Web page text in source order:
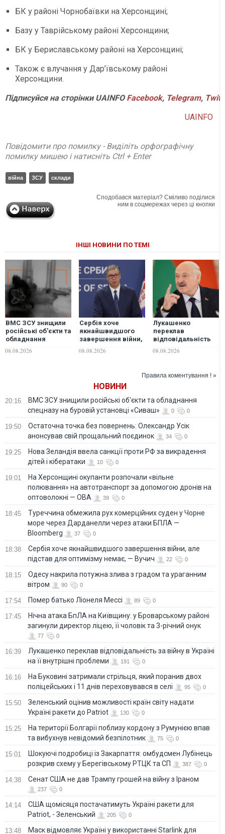
БК у районі Чорнобаївки на Херсонщині;
Базу у Таврійському районі Херсонщини;
БК у Бериславському районі на Херсонщині;
Також є влучання у Дар’ївському районі
Херсонщини.
Підписуйся на сторінки UAINFO Facebook, Telegram,
UAINFO
Повідомити про помилку - Виділіть орфографічну
помилку мишею і натисніть Ctrl + Enter
війна ЗСУ склади
Сподобався матеріал? Сміливо поділися
ним в соцмережах через ці кнопки
ІНШІ НОВИНИ ПО ТЕМІ
ВМС ЗСУ знищили
російські об'єкти та
обладнання
буровій установці
08.08.2026
Сербія хоче
якнайшвидшого
завершення війни,
оптимізму немає, —
08.08.2026
Лукашенко
переклав
відповідальність
її внутрішні
08.08.2026
Правила коментування ! »
НОВИНИ
20:16
ВМС ЗСУ знищили російські об'єкти та обладнання
спецназу на буровій установці «Сиваш»
0 0
19:50
Остаточна точка без повернень: Олександр Усік
анонсував свій прощальний поєдинок
34 0
19:25
Нова Зеландія ввела санкції проти РФ за викрадення
дітей і кібератаки
10 0
19:01
На Херсонщині окупанти розпочали «вільне
полювання» на автотранспорт за допомогою дронів на
оптоволокні — ОВА
39 0
18:45
Туреччина обмежила рух комерційних суден у Чорне
море через Дарданелли через атаки БПЛА —
Bloomberg
37 0
18:38
Сербія хоче якнайшвидшого завершення війни, але
підстав для оптимізму немає, — Вучич
22 0
18:15
Одесу накрила потужна злива з градом та ураганним
вітром
90 0
17:54 Помер батько Ліонеля Мессі 89 0
17:45
Нічна атака БпЛА на Київщину: у Броварському районі
загинули директор ліцею, її чоловік та 3-річний онук
77 0
16:39
Лукашенко переклав відповідальність за війну в Україні
на її внутрішні проблеми
191 0
16:16
На Буковині затримали стрільця, який поранив двох
поліцейських і 11 днів переховувався в селі
95 0
15:50
Зеленський оцінив можливості країн світу надати
Україні ракети до Patriot
130 0
15:25
На території Болгарії поблизу кордону з Румунією впав
та вибухнув невідомий безпілотник
75 0
15:01
Шокуючі подробиці із Закарпаття: омбудсмен Лубінець
розкрив схему у Берегівському РТЦК та СП
387 0
14:38 Сенат США не дав Трампу грошей на війну з Іраном
237 0
14:14
США щомісяця постачатимуть Україні ракети для
Patriot, - Зеленський
205 0
13:48 Маск відмовляє Україні у використанні Starlink для